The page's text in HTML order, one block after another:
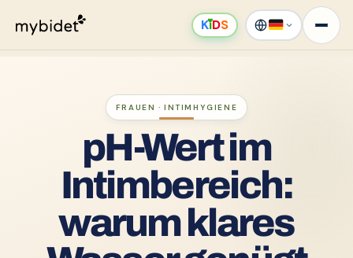
KıDS
FRAUEN · INTIMHYGIENE
pH-Wert im
Intimbereich:
warum klares